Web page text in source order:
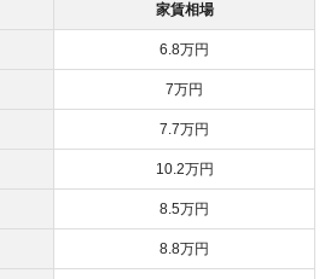
家賃相場
6.8万円
7万円
7.7万円
10.2万円
8.5万円
8.8万円